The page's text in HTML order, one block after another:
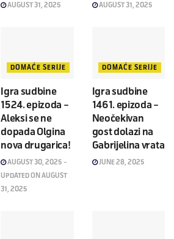
AUGUST 31, 2025 AUGUST 31, 2025
DOMAĆE SERIJE
Igra sudbine
1524. epizoda –
Aleksi se ne
dopada Olgina
nova drugarica!
AUGUST 30, 2025 -
UPDATED ON AUGUST
31, 2025
DOMAĆE SERIJE
Igra sudbine
1461. epizoda –
Neočekivan
gost dolazi na
Gabrijelina vrata
JUNE 28, 2025